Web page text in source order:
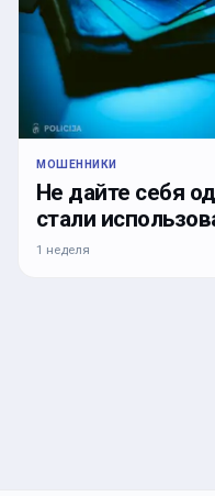
МОШЕННИКИ
Не дайте себя
стали
1 неделя